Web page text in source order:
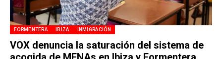
FORMENTERA IBIZA INMIGRACIÓN
VOX denuncia la saturación del sistema de